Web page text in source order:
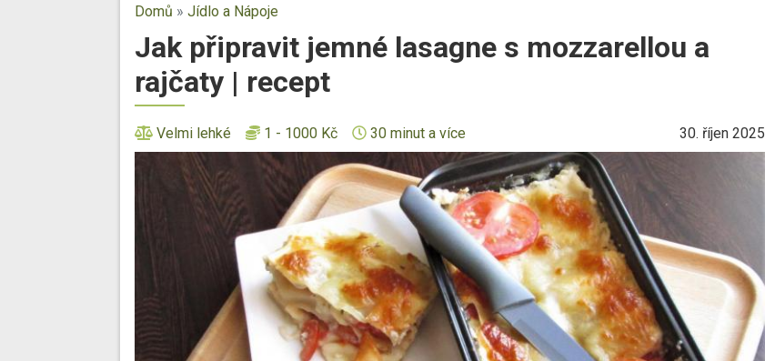
Domů » Jídlo a Nápoje
Jak připravit jemné lasagne s mozzarellou a
rajčaty | recept
Velmi lehké 1 - 1000 Kč 30 minut a více 30. říjen 2025